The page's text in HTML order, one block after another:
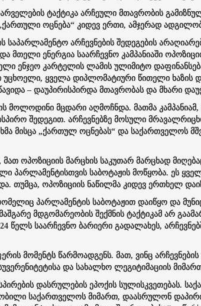
ტაქტიკა არჩეული მთავრობის
ოცნება“ კიდევ ერთი, ამჯერად
საპარლამენტო არჩევნების შედეგების
მთელი ენერგია საარჩევნო კამპანიაში
ენჯეო კარტელის ლამის ულიმიტო
ყველა დიპლომატიური წითელი ხაზის
– დაუპირისპირდა მთავრობას და მხარი
მოლოდინი მცდარი აღმოჩნდა. მათმა
შედეგით. არჩევნებზე მოსული
მისცა „ქართულ ოცნებას“ და საქართველოს
მათ ოპოზიციის მარცხის საკუთარ მარცხად
საბოტაჟის მოწყობა. ეს
თუმცა, ოპოზიციის ნაწილმა კიდევ ერთხელ
პარლამენტის საბოტაჟით დაიწყო და
მდგომარეობის შექმნის ტაქტიკამ არ
საარჩევნო ბარიერი გადალახეს,
მომენტს წარმოადგენს. მათ, ვინც
და სახალხო ლეგიტიმაციის
დასრულების ეპოქის სულისკვეთებას.
საქართველოს მიმართ, დაასრულონ